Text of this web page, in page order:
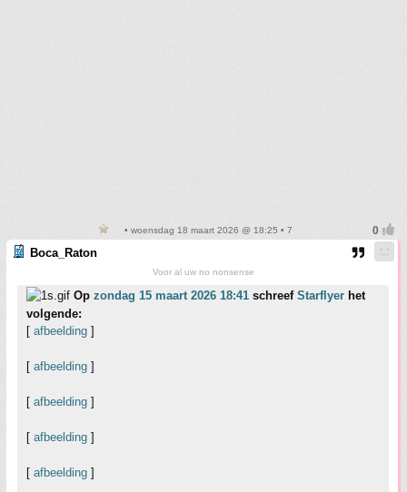
• woensdag 18 maart 2026 @ 18:25 • 7
Boca_Raton
Voor al uw no nonsense
Op zondag 15 maart 2026 18:41 schreef Starflyer het
volgende:
[ afbeelding ]
[ afbeelding ]
[ afbeelding ]
[ afbeelding ]
[ afbeelding ]